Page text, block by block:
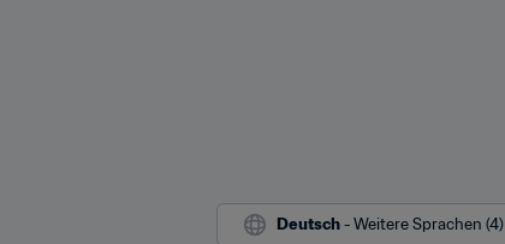
Deutsch - Weitere Sprachen (4)